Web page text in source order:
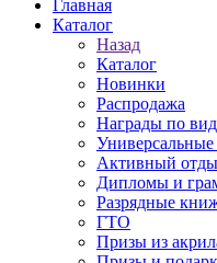
Главная
Каталог
Назад
Каталог
Новинки
Распродажа
Награды по
Активный
Дипломы и
Разрядные
ГТО
Призы из